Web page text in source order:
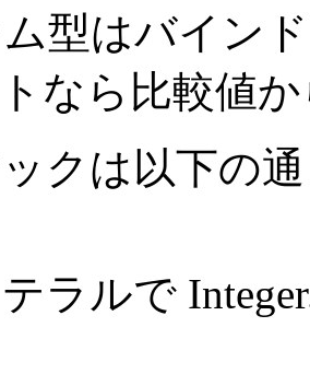
型はバイン
なら比較値
クは以下の
ラルで